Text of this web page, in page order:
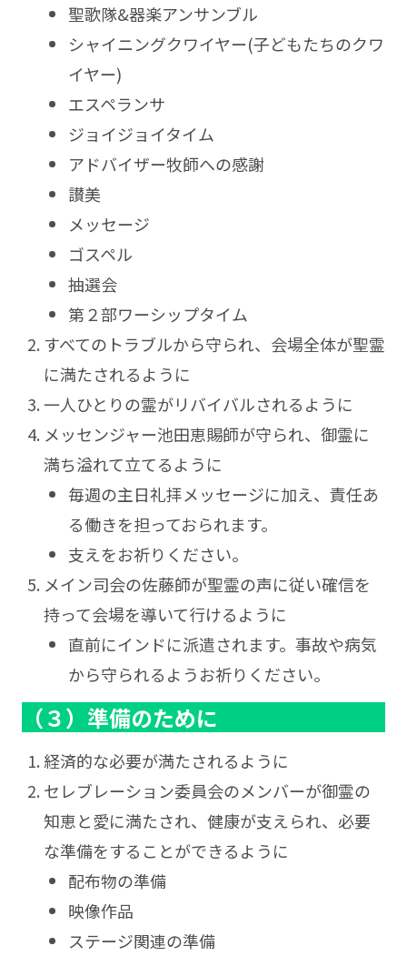
聖歌隊&器楽アンサンブル
シャイニングクワイヤー(子どもたちのクワ
イヤー)
エスペランサ
ジョイジョイタイム
アドバイザー牧師への感謝
讃美
メッセージ
ゴスペル
抽選会
第２部ワーシップタイム
すべてのトラブルから守られ、会場全体が聖霊
に満たされるように
一人ひとりの霊がリバイバルされるように
メッセンジャー池田恵賜師が守られ、御霊に
満ち溢れて立てるように
毎週の主日礼拝メッセージに加え、責任あ
る働きを担っておられます。
支えをお祈りください。
メイン司会の佐藤師が聖霊の声に従い確信を
持って会場を導いて行けるように
直前にインドに派遣されます。事故や病気
から守られるようお祈りください。
（３）準備のために
経済的な必要が満たされるように
セレブレーション委員会のメンバーが御霊の
知恵と愛に満たされ、健康が支えられ、必要
な準備をすることができるように
配布物の準備
映像作品
ステージ関連の準備